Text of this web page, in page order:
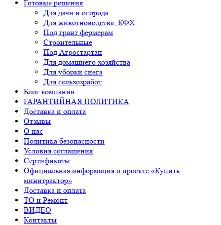
Готовые решения
Для дачи и огорода
Для животноводства, КФХ
Под грант фермерам
Строительные
Под Агростартап
Для домашнего хозяйства
Для уборки снега
Для сельхозработ
Блог компании
ГАРАНТИЙНАЯ ПОЛИТИКА
Доставка и оплата
Отзывы
О нас
Политика безопасности
Условия соглашения
Сертификаты
Официальная информация о проекте «Купить
минитрактор»
Доставка и оплата
ТО и Ремонт
ВИДЕО
Контакты